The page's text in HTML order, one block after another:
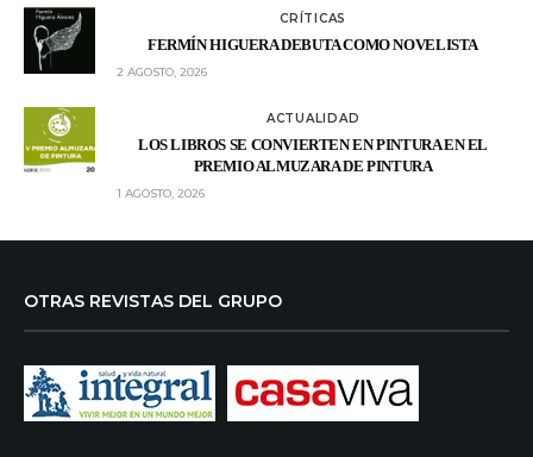
CRÍTICAS
FERMÍN HIGUERA DEBUTA COMO NOVELISTA
2 AGOSTO, 2026
ACTUALIDAD
LOS LIBROS SE CONVIERTEN EN PINTURA EN EL
PREMIO ALMUZARA DE PINTURA
1 AGOSTO, 2026
OTRAS REVISTAS DEL GRUPO